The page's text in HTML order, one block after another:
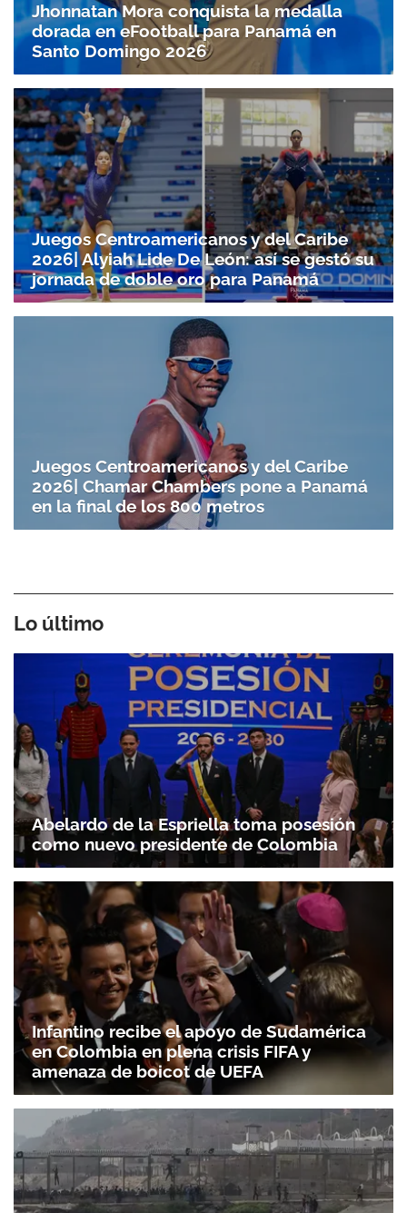
Jhonnatan Mora conquista la medalla
dorada en eFootball para Panamá en
Santo Doming­o 2026
Juegos Centroamericanos y del Caribe
2026| Alyiah Lide De León: así se gestó su
jornada de doble oro para Panamá
Juegos Centroamericanos y del Caribe
2026| Chamar Chambers pone a Panamá
en la final de los 800 metros
Lo último
Abelardo de la Espriella toma posesión
como nuevo presidente de Colombia
Infantino recibe el apoyo de Sudamérica
en Colombia en plena crisis FIFA y
amenaza de boicot de UEFA